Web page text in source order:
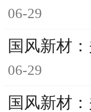
06-29
国风新材
06-29
国风新材